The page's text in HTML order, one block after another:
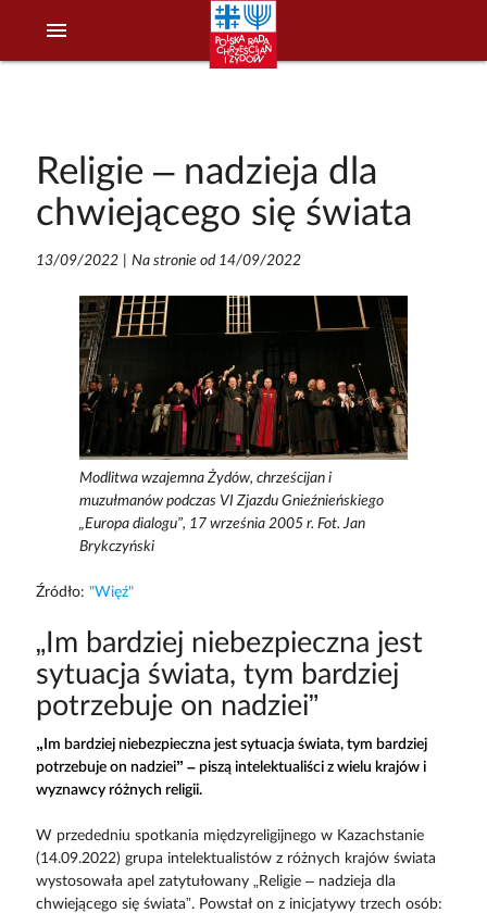
menu
Religie – nadzieja dla
chwiejącego się świata
13/09/2022| Na stronie od 14/09/2022
Modlitwa wzajemna Żydów, chrześcijan i
muzułmanów podczas VI Zjazdu Gnieźnieńskiego
„Europa dialogu”, 17 września 2005 r. Fot. Jan
Brykczyński
Źródło: "Więź"
„Im bardziej niebezpieczna jest
sytuacja świata, tym bardziej
potrzebuje on nadziei”
„Im bardziej niebezpieczna jest sytuacja świata, tym bardziej
potrzebuje on nadziei” – piszą intelektualiści z wielu krajów i
wyznawcy różnych religii.
W przededniu spotkania międzyreligijnego w Kazachstanie
(14.09.2022) grupa intelektualistów z różnych krajów świata
wystosowała apel zatytułowany „Religie – nadzieja dla
chwiejącego się świata”. Powstał on z inicjatywy trzech osób: